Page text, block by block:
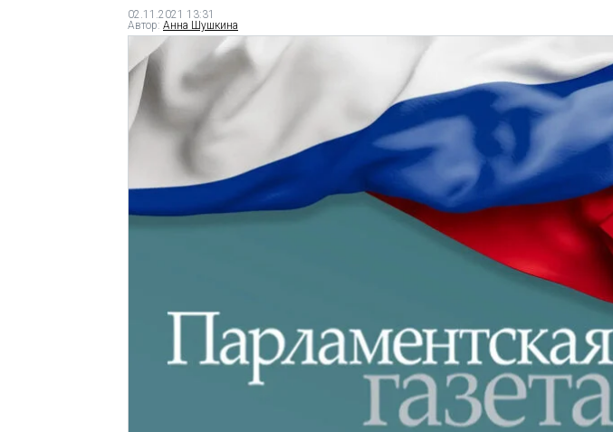
02.11.2021 13:31
Автор: Анна Шушкина